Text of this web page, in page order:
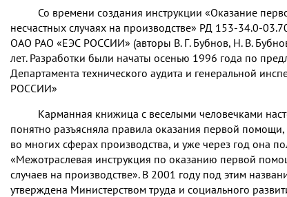
Со времени создания инструкции «Оказание
несчастных случаях на производстве» РД 153-34.0-
ОАО РАО «ЕЭС РОССИИ» (авторы В. Г. Бубнов, Н. В.
лет. Разработки были начаты осенью 1996 года по
Департамента технического аудита и генеральной
РОССИИ»
Карманная книжица с веселыми человечками
понятно разъясняла правила оказания первой помощи,
во многих сферах производства, и уже через год она
«Межотраслевая инструкция по оказанию первой
случаев на производстве». В 2001 году под этим
утверждена Министерством труда и социального